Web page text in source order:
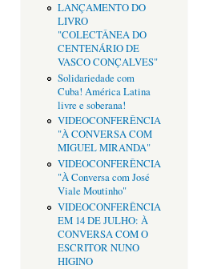
LANÇAMENTO DO
LIVRO
"COLECTÂNEA DO
CENTENÁRIO DE
VASCO CONÇALVES"
Solidariedade com
Cuba! América Latina
livre e soberana!
VIDEOCONFERÊNCIA
"À CONVERSA COM
MIGUEL MIRANDA"
VIDEOCONFERÊNCIA
"À Conversa com José
Viale Moutinho"
VIDEOCONFERÊNCIA
EM 14 DE JULHO: À
CONVERSA COM O
ESCRITOR NUNO
HIGINO